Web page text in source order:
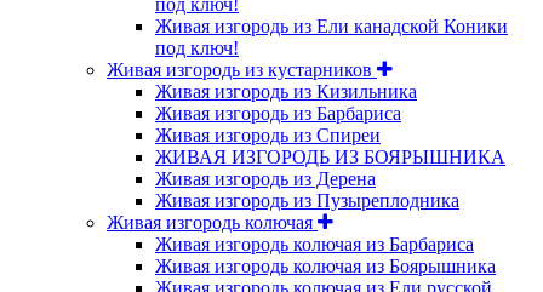
Живая изгородь из Ели канадской Коники
под ключ!
Живая изгородь из кустарников
Живая изгородь из Кизильника
Живая изгородь из Барбариса
Живая изгородь из Спиреи
ЖИВАЯ ИЗГОРОДЬ ИЗ БОЯРЫШНИКА
Живая изгородь из Дерена
Живая изгородь из Пузыреплодника
Живая изгородь колючая
Живая изгородь колючая из Барбариса
Живая изгородь колючая из Боярышника
Живая изгородь колючая из Ели русской